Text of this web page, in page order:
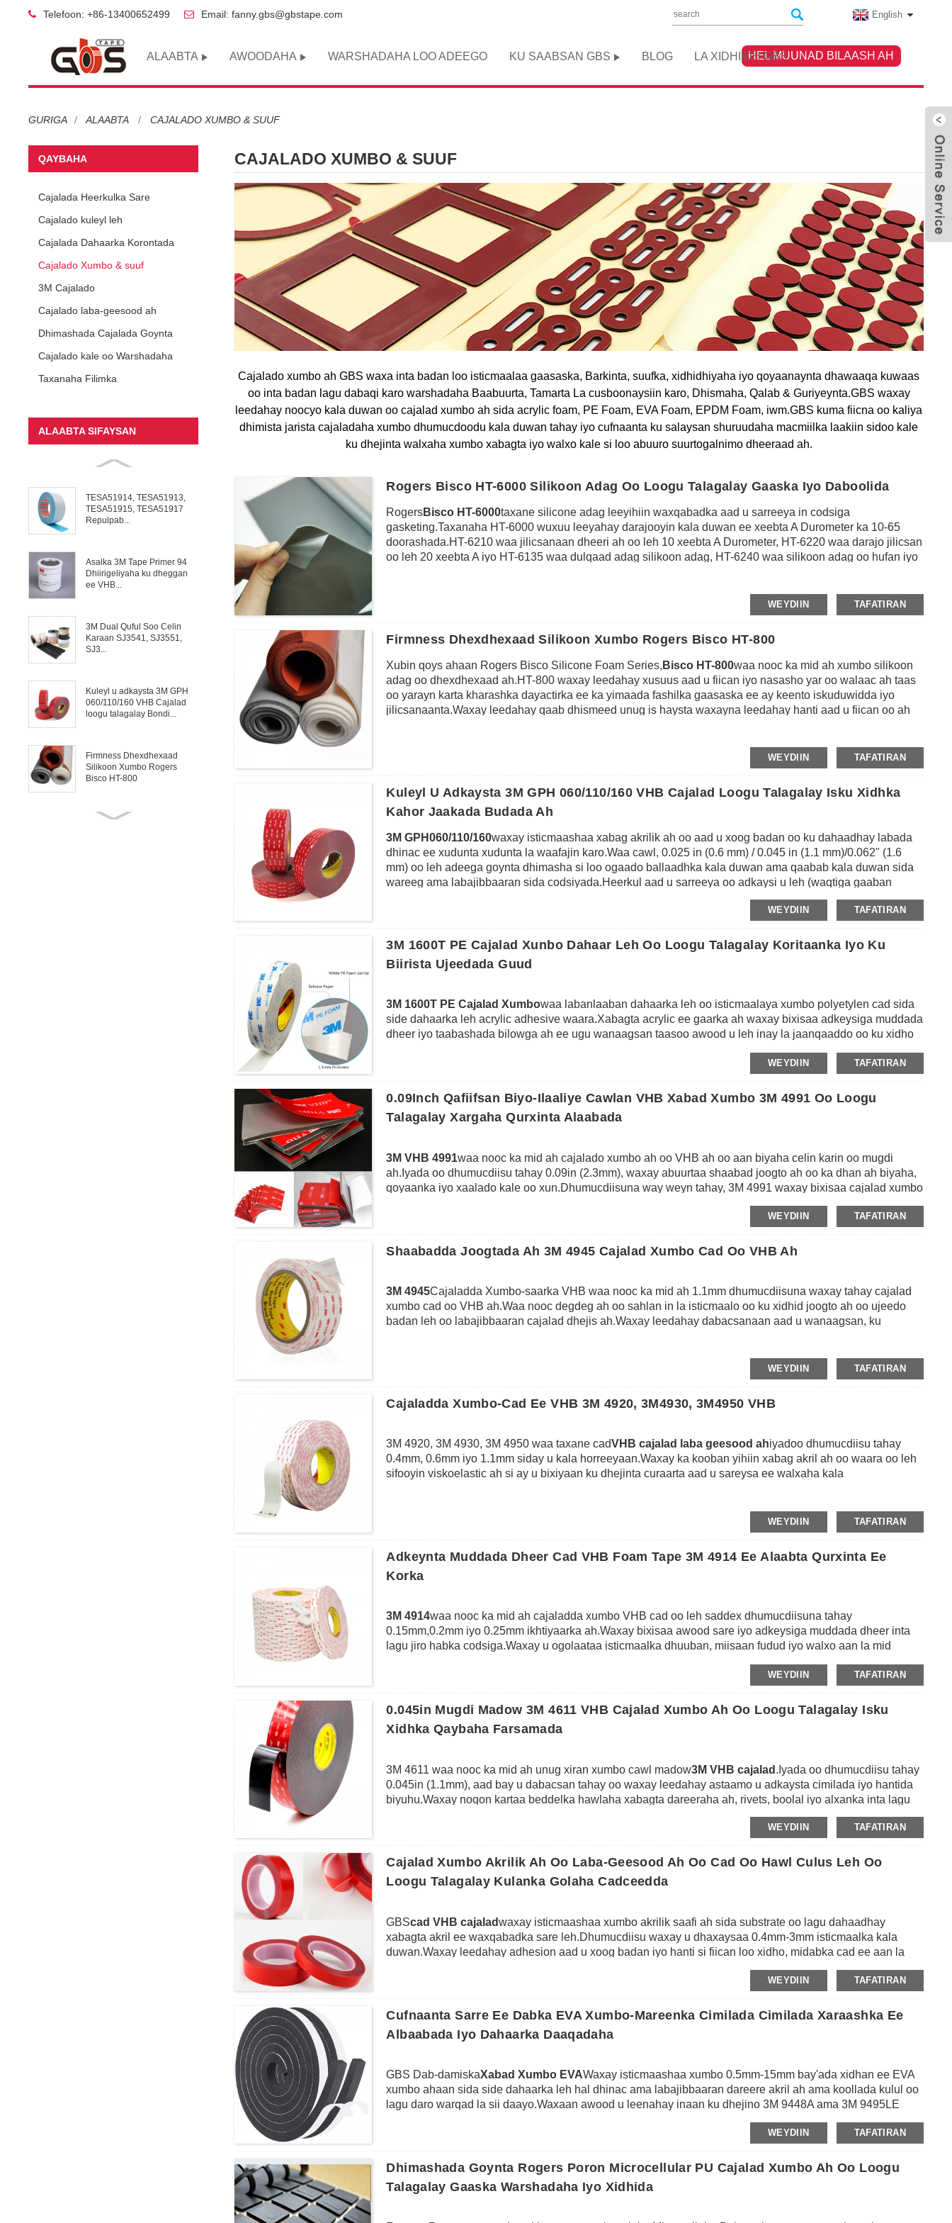
Telefoon: +86-13400652499 Email: fanny.gbs@gbstape.com English
ALAABTA AWOODAHA WARSHADAHA LOO ADEEGO KU SAABSAN GBS BLOG LA XIDHIIDH GBSHEL MUUNAD BILAASH AH
GURIGA ALAABTA CAJALADO XUMBO & SUUF
QAYBAHA
Cajalada Heerkulka Sare
Cajalado kuleyl leh
Cajalada Dahaarka Korontada
Cajalado Xumbo & suuf
3M Cajalado
Cajalado laba-geesood ah
Dhimashada Cajalada Goynta
Cajalado kale oo Warshadaha
Taxanaha Filimka
ALAABTA SIFAYSAN
TESA51914, TESA51913,
TESA51915, TESA51917
Repulpab...
Asalka 3M Tape Primer 94
Dhiirigeliyaha ku dheggan
ee VHB...
3M Dual Quful Soo Celin
Karaan SJ3541, SJ3551,
SJ3...
Kuleyl u adkaysta 3M GPH
060/110/160 VHB Cajalad
loogu talagalay Bondi...
Firmness Dhexdhexaad
Silikoon Xumbo Rogers
Bisco HT-800
Rogers Bisco HT-6000
CAJALADO XUMBO & SUUF
Cajalado xumbo ah GBS waxa inta badan loo isticmaalaa gaasaska, Barkinta, suufka, xidhidhiyaha iyo qoyaanaynta dhawaaqa kuwaas
oo inta badan lagu dabaqi karo warshadaha Baabuurta, Tamarta La cusboonaysiin karo, Dhismaha, Qalab & Guriyeynta.GBS waxay
leedahay noocyo kala duwan oo cajalad xumbo ah sida acrylic foam, PE Foam, EVA Foam, EPDM Foam, iwm.GBS kuma fiicna oo kaliya
dhimista jarista cajaladaha xumbo dhumucdoodu kala duwan tahay iyo cufnaanta ku salaysan shuruudaha macmiilka laakiin sidoo kale
ku dhejinta walxaha xumbo xabagta iyo walxo kale si loo abuuro suurtogalnimo dheeraad ah.
Rogers Bisco HT-6000 Silikoon Adag Oo Loogu Talagalay Gaaska Iyo Daboolida
RogersBisco HT-6000taxane silicone adag leeyihiin waxqabadka aad u sarreeya in codsiga
gasketing.Taxanaha HT-6000 wuxuu leeyahay darajooyin kala duwan ee xeebta A Durometer ka 10-65
doorashada.HT-6210 waa jilicsanaan dheeri ah oo leh 10 xeebta A Durometer, HT-6220 waa darajo jilicsan
oo leh 20 xeebta A iyo HT-6135 waa dulqaad adag silikoon adag, HT-6240 waa silikoon adag oo hufan iyo
aadka u adag, taas oo ku habboon shaqada barkinta, xirida, gaasaska, buuxinta farqiga iyo nuugista
naxdinta, sidoo kale xitaa sida xannibaadda ololka warshadaha kala duwan, sida warshadaha baabuurta,
WEYDIIN TAFATIRAN
Firmness Dhexdhexaad Silikoon Xumbo Rogers Bisco HT-800
Xubin qoys ahaan Rogers Bisco Silicone Foam Series, Bisco HT-800waa nooc ka mid ah xumbo silikoon
adag oo dhexdhexaad ah.HT-800 waxay leedahay xusuus aad u fiican iyo nasasho yar oo walaac ah taas
oo yarayn karta kharashka dayactirka ee ka yimaada fashilka gaasaska ee ay keento iskuduwidda iyo
jilicsanaanta.Waxay leedahay qaab dhismeed unug is haysta waxayna leedahay hanti aad u fiican oo ah
xasaasi ah sida 3M467/468MP, 3M9448A, 3M9495LE iyo caadadii dhinta oo loo gooyay qaabab iyo
cabbiro kala duwan.HT-800 xumbo silikoon ah waxaa loo isticmaali karaa sida gaasaska iyo
duwan sida qaybaha elektiroonigga ah ee la isu keeno, wax soo saarka baabuurta iyo isu-ururinta, ilaalinta
LCD-ga iwm.
WEYDIIN TAFATIRAN
Kuleyl U Adkaysta 3M GPH 060/110/160 VHB Cajalad Loogu Talagalay Isku Xidhka
Kahor Jaakada Budada Ah
3M GPH060/110/160waxay isticmaashaa xabag akrilik ah oo aad u xoog badan oo ku dahaadhay labada
dhinac ee xudunta xudunta la waafajin karo.Waa cawl, 0.025 in (0.6 mm) / 0.045 in (1.1 mm)/0.062" (1.6
mm) oo leh adeega goynta dhimasha si loo ogaado ballaadhka kala duwan ama qaabab kala duwan sida
wareeg ama labajibbaaran sida codsiyada.Heerkul aad u sarreeya oo adkaysi u leh (waqtiga gaaban
450˚F / muddada dheer 300F) ayaa ka dhigaysa mid ku habboon jaakad budada ah ama hababka rinjiga
dareeraha ah ee mara wareegga dubista kulaylka.Ka sokow, waxay noqon kartaa beddelka rivets, alxanka
loogu talagalay ku dhejinta wanaagsan ee biraha, dhalooyinka iyo kuwa kale ee dhexdhexaadka ah ilaa
qalabka tamarta dusha sare, sida aluminium, birta aan fiicnayn, isku-dhafka, balaastikada, acrylic, ABS,
shubka, iwm.Ku-xidhka noocan oo kale ah oo aan la arki karin wuxuu ilaaliyaa oogihiisa siman.
WEYDIIN TAFATIRAN
3M 1600T PE Cajalad Xunbo Dahaar Leh Oo Loogu Talagalay Koritaanka Iyo Ku
Biirista Ujeedada Guud
3M 1600T PE Cajalad Xumbowaa labanlaaban dahaarka leh oo isticmaalaya xumbo polyetylen cad sida
side dahaarka leh acrylic adhesive waara.Xabagta acrylic ee gaarka ah waxay bixisaa adkeysiga muddada
dheer iyo taabashada bilowga ah ee ugu wanaagsan taasoo awood u leh inay la jaanqaaddo oo ku xidho
waxaa badanaa loo adeegsadaa ujeedada guud ee dhejinta iyo isku xidhka sida isku xidhka muraayada
dibadda ah.
WEYDIIN TAFATIRAN
0.09Inch Qafiifsan Biyo-Ilaaliye Cawlan VHB Xabad Xumbo 3M 4991 Oo Loogu
Talagalay Xargaha Qurxinta Alaabada
3M VHB 4991waa nooc ka mid ah cajalado xumbo ah oo VHB ah oo aan biyaha celin karin oo mugdi
ah.Iyada oo dhumucdiisu tahay 0.09in (2.3mm), waxay abuurtaa shaabad joogto ah oo ka dhan ah biyaha,
qoyaanka iyo xaalado kale oo xun.Dhumucdiisuna way weyn tahay, 3M 4991 waxay bixisaa cajalad xumbo
aan bir lahayn, birta galvanized, ka samaysan, balaastiig, acrylic, polycarbonate, ABS iyo rinji ama
kala duwan oo ay ku jiraan gaadiidka, qalabka, alaabta guriga lagu qurxiyo, qalabka elektaroonigga ah,
dhismaha, calaamada iyo bandhiga iyo isku xidhka guud ee warshadaha.
WEYDIIN TAFATIRAN
Shaabadda Joogtada Ah 3M 4945 Cajalad Xumbo Cad Oo VHB Ah
3M 4945Cajaladda Xumbo-saarka VHB waa nooc ka mid ah 1.1mm dhumucdiisuna waxay tahay cajalad
xumbo cad oo VHB ah.Waa nooc degdeg ah oo sahlan in la isticmaalo oo ku xidhid joogto ah oo ujeedo
badan leh oo labajibbaaran cajalad dhejis ah.Waxay leedahay dabacsanaan aad u wanaagsan, ku
muddada dheer ilaa 93 ℃.3M 4945 waxay bedeli kartaa hawlaha xabagta dareeraha ah, rivets, boolal iyo
alxanka inta lagu guda jiro dhammaan noocyada kala duwan ee habka wax soo saarka sida bonding trim
iyo alaabta qurxinta, iwm.
WEYDIIN TAFATIRAN
Cajaladda Xumbo-Cad Ee VHB 3M 4920, 3M4930, 3M4950 VHB
3M 4920, 3M 4930, 3M 4950 waa taxane cadVHB cajalad laba geesood ahiyadoo dhumucdiisu tahay
0.4mm, 0.6mm iyo 1.1mm siday u kala horreeyaan.Waxay ka kooban yihiin xabag akril ah oo waara oo leh
sifooyin viskoelastic ah si ay u bixiyaan ku dhejinta curaarta aad u sareysa ee walxaha kala
ah, rivets, boolal iyo alxanka inta lagu guda jiro dhammaan noocyada kala duwan ee habka wax soo
saarka sida kulan LCD Display, qaybaha farsamada, xidhitaanka baabuurta baabuurta, daaqada iyo
WEYDIIN TAFATIRAN
Adkeynta Muddada Dheer Cad VHB Foam Tape 3M 4914 Ee Alaabta Qurxinta Ee
Korka
3M 4914waa nooc ka mid ah cajaladda xumbo VHB cad oo leh saddex dhumucdiisuna tahay
0.15mm,0.2mm iyo 0.25mm ikhtiyaarka ah.Waxay bixisaa awood sare iyo adkeysiga muddada dheer inta
lagu jiro habka codsiga.Waxay u ogolaataa isticmaalka dhuuban, miisaan fudud iyo walxo aan la mid
adkaysta ilaa 173 ℃ iyo heerkulka hawlgalka muddada dheer ilaa 93 ℃, waxa uu leeyahay waxqabadka
dareeraha ah, rivets, boolal iyo alxanka inta lagu guda jiro dhammaan noocyada kala duwan ee geeddi-
socodka wax soo saarka sida dhajinta shayga qurxinta, bonding qaybaha cechanism, kulanka baabuurta
baabuurta, rakibaadda daaqada iyo albaabada iyo shirka LCD Display iwm.
WEYDIIN TAFATIRAN
0.045in Mugdi Madow 3M 4611 VHB Cajalad Xumbo Ah Oo Loogu Talagalay Isku
Xidhka Qaybaha Farsamada
3M 4611 waa nooc ka mid ah unug xiran xumbo cawl madow3M VHB cajalad .Iyada oo dhumucdiisu tahay
0.045in (1.1mm), aad bay u dabacsan tahay oo waxay leedahay astaamo u adkaysta cimilada iyo hantida
biyuhu.Waxay noqon kartaa beddelka hawlaha xabagta dareeraha ah, rivets, boolal iyo alxanka inta lagu
guda jiro dhammaan noocyada kala duwan ee habka wax soo saarka qaybaha isku xidhka, baabuur
ururinta, daaqada iyo albaabbada rakibo, alaabta madaxtooyada dhajinta iyo qurxinta guriga iwm.
WEYDIIN TAFATIRAN
Cajalad Xumbo Akrilik Ah Oo Laba-Geesood Ah Oo Cad Oo Hawl Culus Leh Oo
Loogu Talagalay Kulanka Golaha Cadceedda
GBScad VHB cajaladwaxay isticmaashaa xumbo akrilik saafi ah sida substrate oo lagu dahaadhay
xabagta akril ee waxqabadka sare leh.Dhumucdiisu waxay u dhaxaysaa 0.4mm-3mm isticmaalka kala
duwan.Waxay leedahay adhesion aad u xoog badan iyo hanti si fiican loo xidho, midabka cad ee aan la
iyo sahayda kale ee jikada.Waxa kale oo inta badan lagu dabaqaa golaha si ay u bixiso ku biiritaan joogto
WEYDIIN TAFATIRAN
Cufnaanta Sarre Ee Dabka EVA Xumbo-Mareenka Cimilada Cimilada Xaraashka Ee
Albaabada Iyo Dahaarka Daaqadaha
GBS Dab-damiskaXabad Xumbo EVAWaxay isticmaashaa xumbo 0.5mm-15mm bay'ada xidhan ee EVA
xumbo ahaan sida side dahaarka leh hal dhinac ama labajibbaaran dareere akril ah ama koollada kulul oo
lagu daro warqad la sii daayo.Waxaan awood u leenahay inaan ku dhejino 3M 9448A ama 3M 9495LE
waxay leedahay shaabad aad u wanaagsan iyo hanti aan shoog lahayn, waxayna sidoo kale leedahay
shaqeysaa sida ku biirista, buuxinta, xidhida iyo ku dhejinta arjiyada kala duwan sida dahaarka albaabka
iyo daaqadaha, buuxinta faraqa, ilaalinta alaabta guriga, qalabka guriga ee aan shoogga lahayn.Waxa kale
oo loo istcimaalaa isu imaatinka qaybta elektiroonigga ah ama fuulista qurxinta gudaha ama dibadda
WEYDIIN TAFATIRAN
Dhimashada Goynta Rogers Poron Microcellular PU Cajalad Xumbo Ah Oo Loogu
Talagalay Gaaska Warshadaha Iyo Xidhida